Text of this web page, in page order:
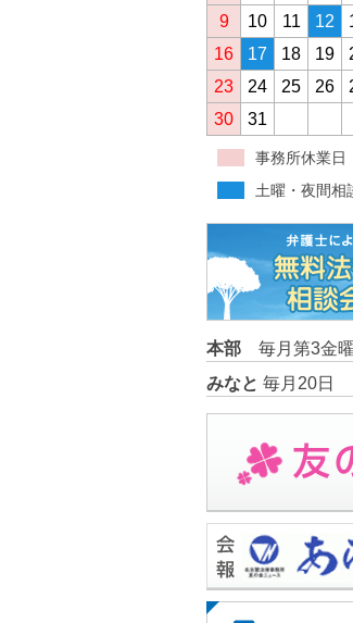
9
10 11 12
16
17 18 19
23
24 25 26
30
31
事務所休業日
土曜・夜間相
本部 毎月第3金
みなと 毎月20日